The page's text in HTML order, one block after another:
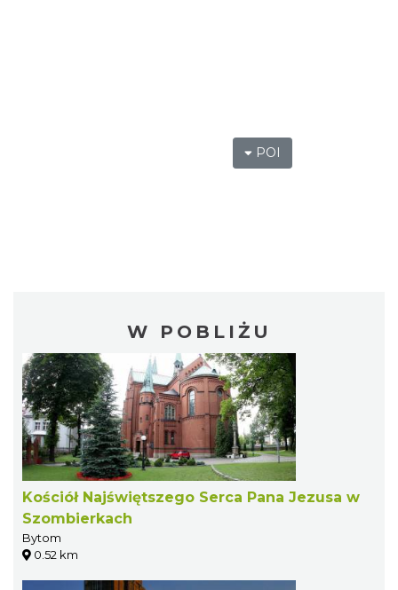
POI
W POBLIŻU
Kościół Najświętszego Serca Pana Jezusa w
Szombierkach
Bytom
0.52 km